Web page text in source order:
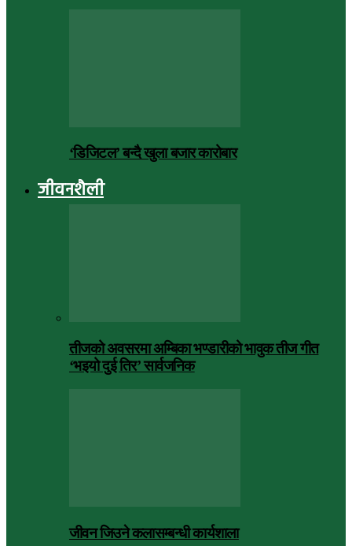
‘डिजिटल’ बन्दै खुला बजार कारोबार
जीवनशैली
तीजको अवसरमा अम्बिका भण्डारीको भावुक तीज गीत
‘भइयो दुई तिर’ सार्वजनिक
जीवन जिउने कलासम्बन्धी कार्यशाला